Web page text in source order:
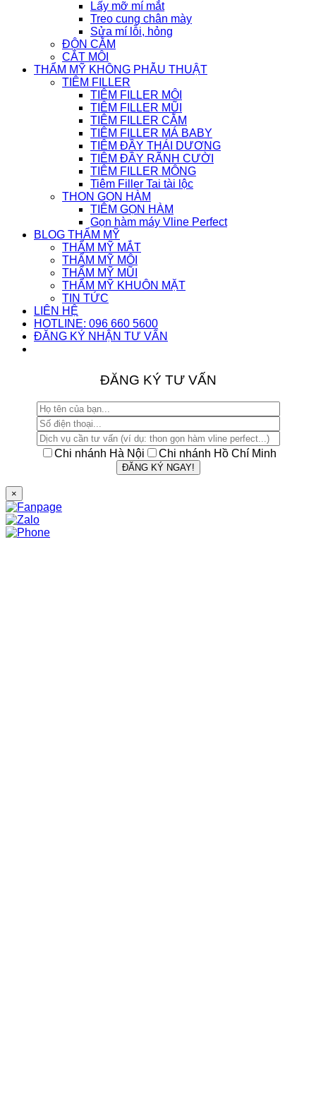
Lấy mỡ mí mắt
Treo cung chân mày
Sửa mí lỗi, hỏng
ĐỘN CẰM
CẮT MÔI
THẨM MỸ KHÔNG PHẪU THUẬT
TIÊM FILLER
TIÊM FILLER MÔI
TIÊM FILLER MŨI
TIÊM FILLER CẰM
TIÊM FILLER MÁ BABY
TIÊM ĐẦY THÁI DƯƠNG
TIÊM ĐẦY RÃNH CƯỜI
TIÊM FILLER MÔNG
Tiêm Filler Tai tài lộc
THON GỌN HÀM
TIÊM GỌN HÀM
Gọn hàm máy Vline Perfect
BLOG THẨM MỸ
THẨM MỸ MẮT
THẨM MỸ MÔI
THẨM MỸ MŨI
THẨM MỸ KHUÔN MẶT
TIN TỨC
LIÊN HỆ
HOTLINE: 096 660 5600
ĐĂNG KÝ NHẬN TƯ VẤN
ĐĂNG KÝ TƯ VẤN
Chi nhánh Hà Nội Chi nhánh Hồ Chí Minh
×